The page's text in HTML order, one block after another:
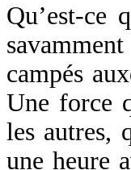
Qu’est-
campés
Une force
les autres,
une heure